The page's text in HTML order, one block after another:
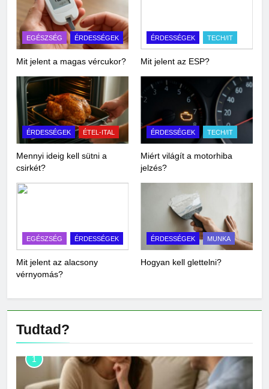
EGÉSZSÉG ÉRDESSÉGEK
Mit jelent a magas vércukor?
ÉRDESSÉGEK TECH/IT
Mit jelent az ESP?
ÉRDESSÉGEK ÉTEL-ITAL
Mennyi ideig kell sütni a
csirkét?
ÉRDESSÉGEK TECH/IT
Miért világít a motorhiba
jelzés?
EGÉSZSÉG ÉRDESSÉGEK
Mit jelent az alacsony
vérnyomás?
ÉRDESSÉGEK MUNKA
Hogyan kell glettelni?
Tudtad?
1